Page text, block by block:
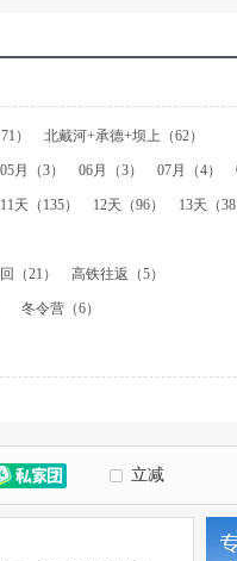
）
北戴河+承德+坝上（62）
拉萨+羊卓雍措+纳木措（40）
+纳木措+羊卓雍措+日喀则（25）
里拉（2）
大理+怒江+香格里拉（2
（1）
希拉穆仁+响沙湾（1）
05月（3） 06月（3） 07月（4）
11天（135） 12天（96）
13天（38
（21） 高铁往返（5）
冬令营（6）
立减